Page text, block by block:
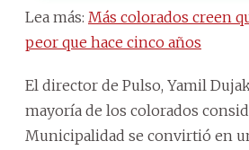
Lea más: Más colorados creen
peor que hace cinco años
El director de Pulso, Yamil
mayoría de los colorados
Municipalidad se convirtió en